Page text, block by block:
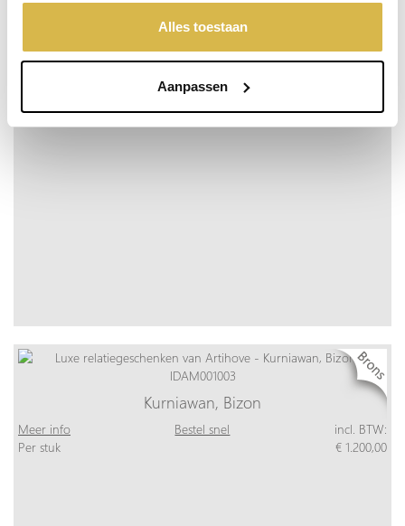
aangeven welke cookies jouw akkoord krijgen. En door te
'weigeren' worden alleen de functionele cookies
geplaatst. Bekijk onze cookieverklaring voor meer
Alles toestaan
Aanpassen
Meer info Bestel snel
incl. BTW:
Kurniawan, Bizon
Meer info Bestel snel
incl. BTW:
Per stuk
€ 1.200,00